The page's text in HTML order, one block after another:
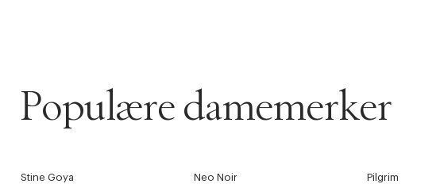
Populære damemerker
Stine Goya Neo Noir Pilgrim